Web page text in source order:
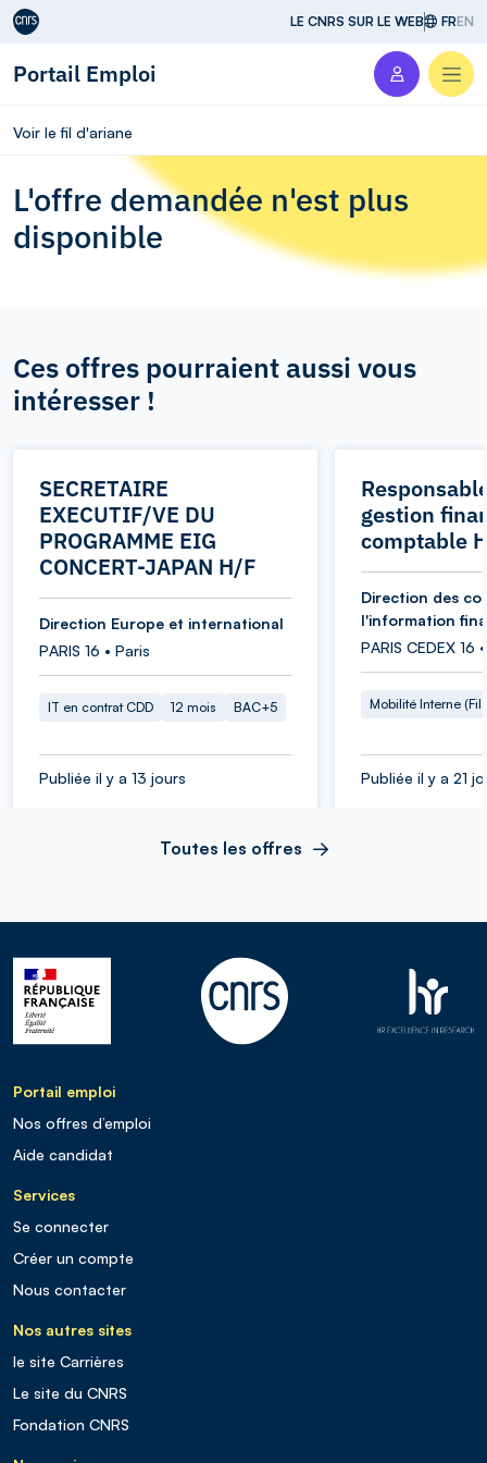
Aller au contenu LE CNRS SUR LE WEB FREN
Portail Emploi
Voir le fil d'ariane
L'offre demandée n'est plus
disponible
Ces offres pourraient aussi vous
intéresser !
SECRETAIRE
EXECUTIF/VE DU
PROGRAMME EIG
CONCERT-JAPAN H/F
Direction Europe et international
PARIS 16 • Paris
IT en contrat CDD 12 mois BAC+5
Publiée il y a 13 jours
gestion
comptable
Direction des
l'information
PARIS CEDEX 16
Mobilité Interne (Fil
Publiée il y a 21
Toutes les offres
Portail emploi
Nos offres d’emploi
Aide candidat
Services
Se connecter
Créer un compte
Nous contacter
Nos autres sites
le site Carrières
Le site du CNRS
Fondation CNRS